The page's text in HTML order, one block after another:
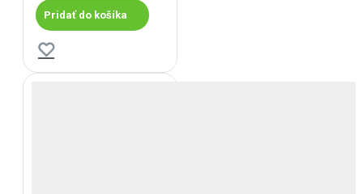
Pridať do košíka